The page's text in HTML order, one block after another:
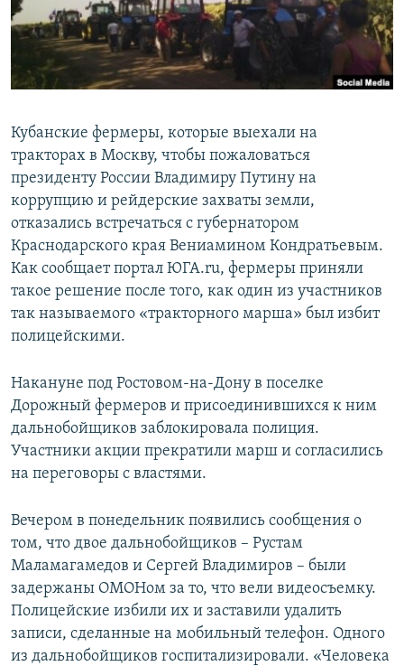
ПОБЕДИТЕЛЕЙ НЕ СУДЯТ?
КРЫМ.НЕПОКОРЕННЫЙ
ELIFBE
ПРИСОЕДИНЯЙТЕСЬ!
Все сайты RFE/RL
Кубанские фермеры, которые выехали на
тракторах в Москву, чтобы пожаловаться
президенту России Владимиру Путину на
коррупцию и рейдерские захваты земли,
отказались встречаться с губернатором
Краснодарского края Вениамином Кондратьевым.
Как сообщает портал ЮГА.ru, фермеры приняли
такое решение после того, как один из участников
так называемого «тракторного марша» был избит
полицейскими.
Накануне под Ростовом-на-Дону в поселке
Дорожный фермеров и присоединившихся к ним
дальнобойщиков заблокировала полиция.
Участники акции прекратили марш и согласились
на переговоры с властями.
Вечером в понедельник появились сообщения о
том, что двое дальнобойщиков – Рустам
Маламагамедов и Сергей Владимиров – были
задержаны ОМОНом за то, что вели видеосъемку.
Полицейские избили их и заставили удалить
записи, сделанные на мобильный телефон. Одного
из дальнобойщиков госпитализировали. «Человека